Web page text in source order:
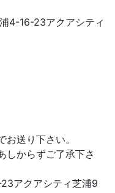
4-16-23アクアシティ
送り下さい。
しからずご了承下さ
アクアシティ芝浦9